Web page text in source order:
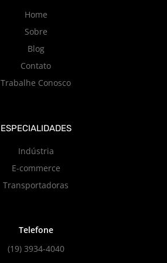
Home
Sobre
Blog
Contato
Trabalhe Conosco
ESPECIALIDADES
Indústria
E-commerce
Transportadoras
Telefone
(19) 3934-4040